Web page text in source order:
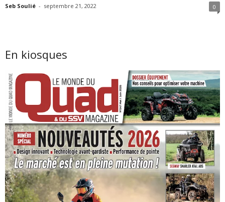
Seb Soulié - septembre 21, 2022 0
En kiosques